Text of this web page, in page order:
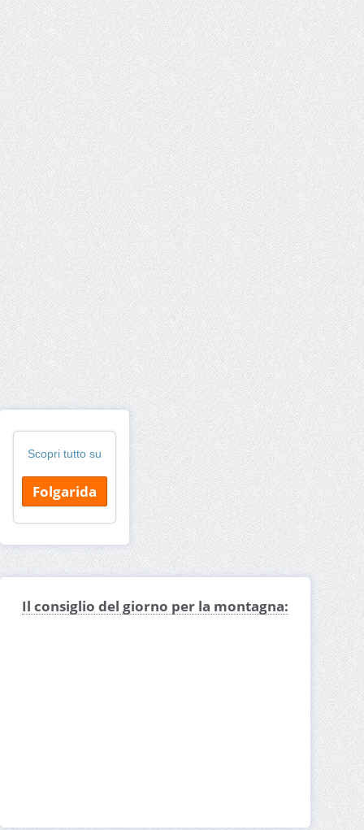
Scopri tutto su
Folgarida
Il consiglio del giorno per la montagna: